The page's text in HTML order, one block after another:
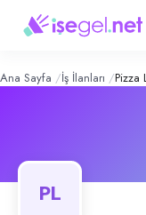
Lazza
Konum:
Pizza Lazza, Ankara
Vardiya Müdürü (Bay)
Ana Sayfa İş İlanları Pizza
PL